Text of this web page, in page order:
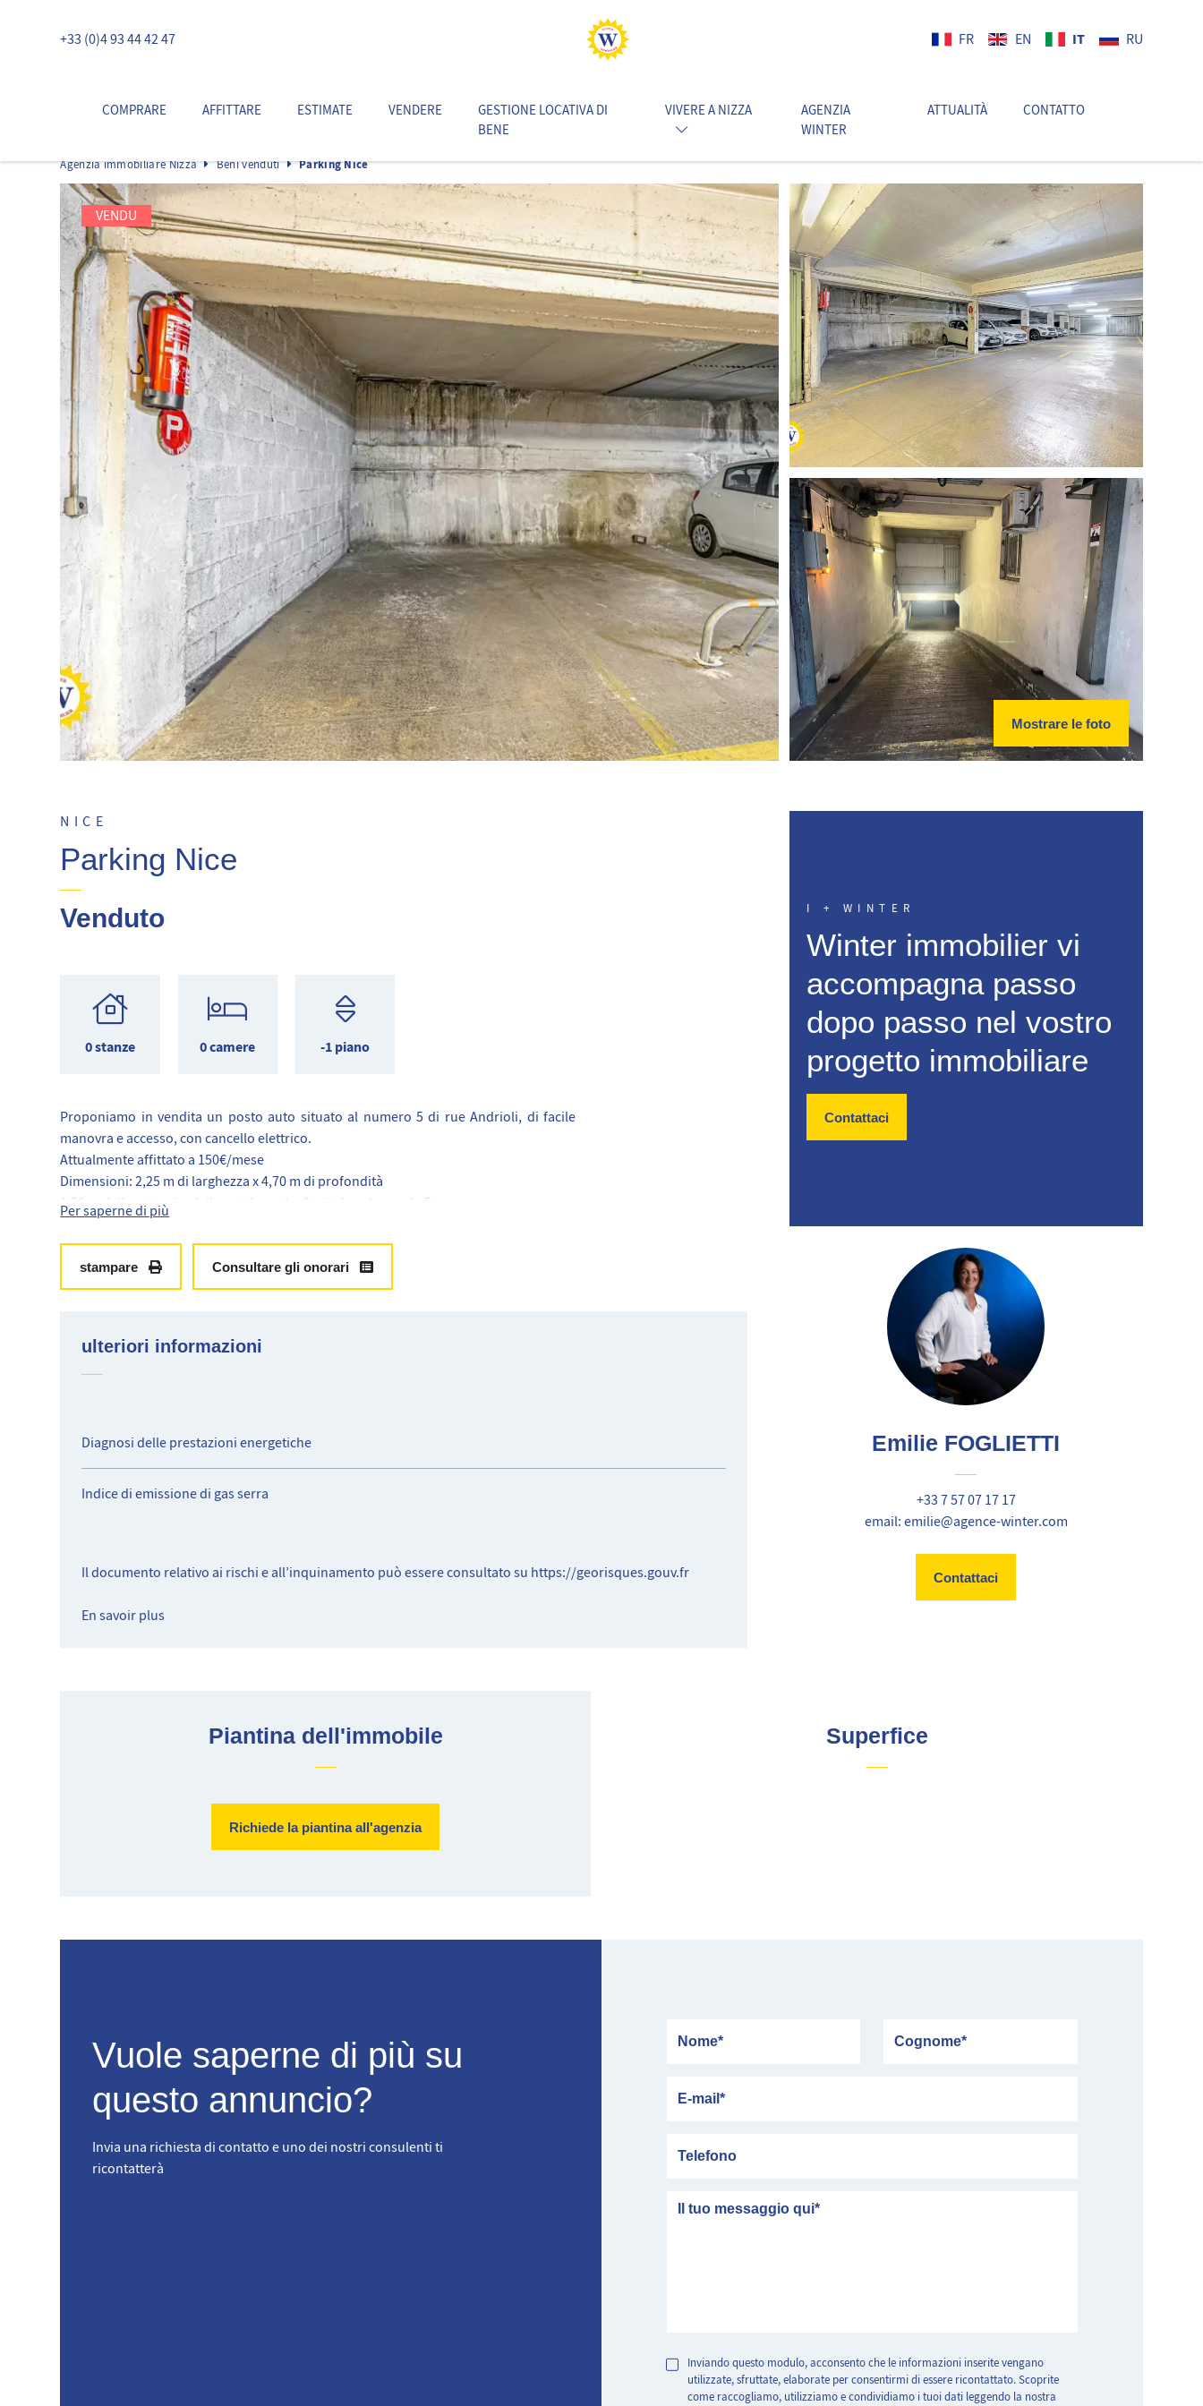
+33 (0)4 93 44 42 47 FR EN IT RU
COMPRARE AFFITTARE ESTIMATE VENDERE
GESTIONE LOCATIVA DI
BENE
VIVERE A NIZZA
AGENZIA
WINTER
ATTUALITÀ CONTATTO
Agenzia immobiliare Nizza Beni venduti Parking Nice
VENDU
Mostrare le foto
NICE
Parking Nice
Venduto
0 stanze 0 camere -1 piano
Proponiamo in vendita un posto auto situato al numero 5 di rue Andrioli, di facile
manovra e accesso, con cancello elettrico.
Attualmente affittato a 150€/mese
Dimensioni: 2,25 m di larghezza x 4,70 m di profondità
A 50 m dalla spiaggia, dalla residenza Le Capitole e da rue de France.
Per saperne di più
stampare Consultare gli onorari
ulteriori informazioni
Diagnosi delle prestazioni energetiche
Indice di emissione di gas serra
Il documento relativo ai rischi e all’inquinamento può essere consultato su https://georisques.gouv.fr
En savoir plus
I + WINTER
Winter immobilier vi
accompagna passo
dopo passo nel vostro
progetto immobiliare
Contattaci
Emilie FOGLIETTI
+33 7 57 07 17 17
email: emilie@agence-winter.com
Contattaci
Piantina dell'immobile
Richiede la piantina all'agenzia
Superfice
Vuole saperne di più su
questo annuncio?
Invia una richiesta di contatto e uno dei nostri consulenti ti
ricontatterà
messaggio
Inviando questo modulo, acconsento che le informazioni inserite vengano
utilizzate, sfruttate, elaborate per consentirmi di essere ricontattato. Scoprite
come raccogliamo, utilizziamo e condividiamo i tuoi dati leggendo la nostra